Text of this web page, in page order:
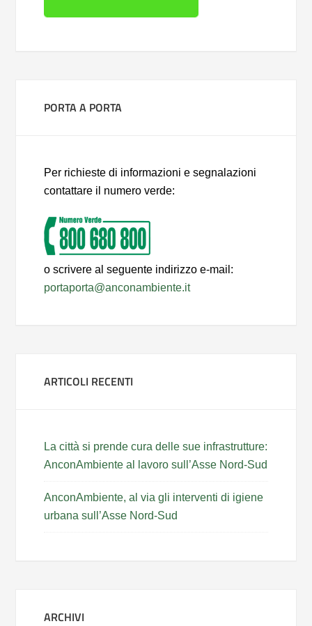
PORTA A PORTA
Per richieste di informazioni e segnalazioni
contattare il numero verde:
o scrivere al seguente indirizzo e-mail:
portaporta@anconambiente.it
ARTICOLI RECENTI
La città si prende cura delle sue infrastrutture:
AnconAmbiente al lavoro sull’Asse Nord-Sud
AnconAmbiente, al via gli interventi di igiene
urbana sull’Asse Nord-Sud
ARCHIVI